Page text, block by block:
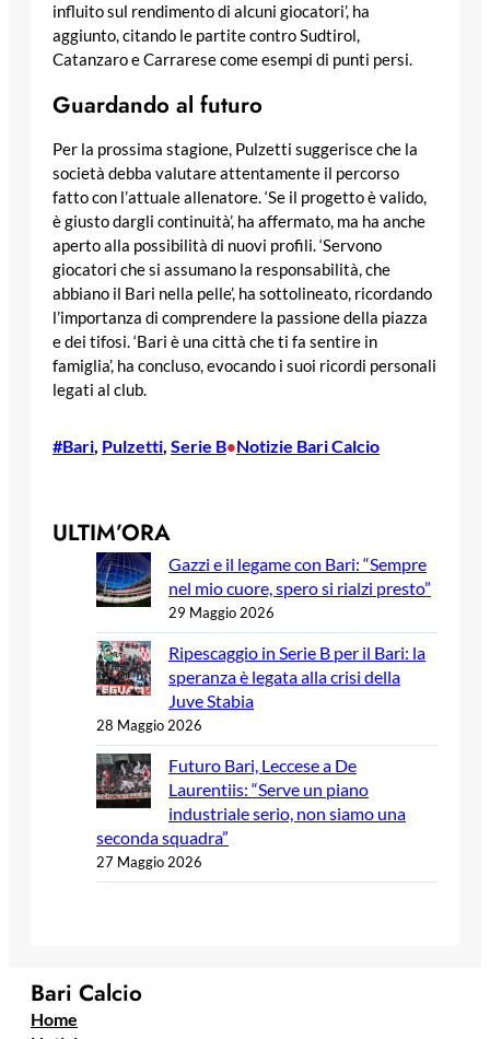
influito sul rendimento di alcuni giocatori’, ha
aggiunto, citando le partite contro Sudtirol,
Catanzaro e Carrarese come esempi di punti persi.
Guardando al futuro
Per la prossima stagione, Pulzetti suggerisce che la
società debba valutare attentamente il percorso
fatto con l’attuale allenatore. ‘Se il progetto è valido,
è giusto dargli continuità’, ha affermato, ma ha anche
aperto alla possibilità di nuovi profili. ‘Servono
giocatori che si assumano la responsabilità, che
abbiano il Bari nella pelle’, ha sottolineato, ricordando
l’importanza di comprendere la passione della piazza
e dei tifosi. ‘Bari è una città che ti fa sentire in
famiglia’, ha concluso, evocando i suoi ricordi personali
legati al club.
#Bari, Pulzetti, Serie B•Notizie Bari Calcio
ULTIM’ORA
Gazzi e il legame con Bari: “Sempre
nel mio cuore, spero si rialzi presto”
29 Maggio 2026
Ripescaggio in Serie B per il Bari: la
speranza è legata alla crisi della
Juve Stabia
28 Maggio 2026
Futuro Bari, Leccese a De
Laurentiis: “Serve un piano
industriale serio, non siamo una
seconda squadra”
27 Maggio 2026
Bari Calcio
Home